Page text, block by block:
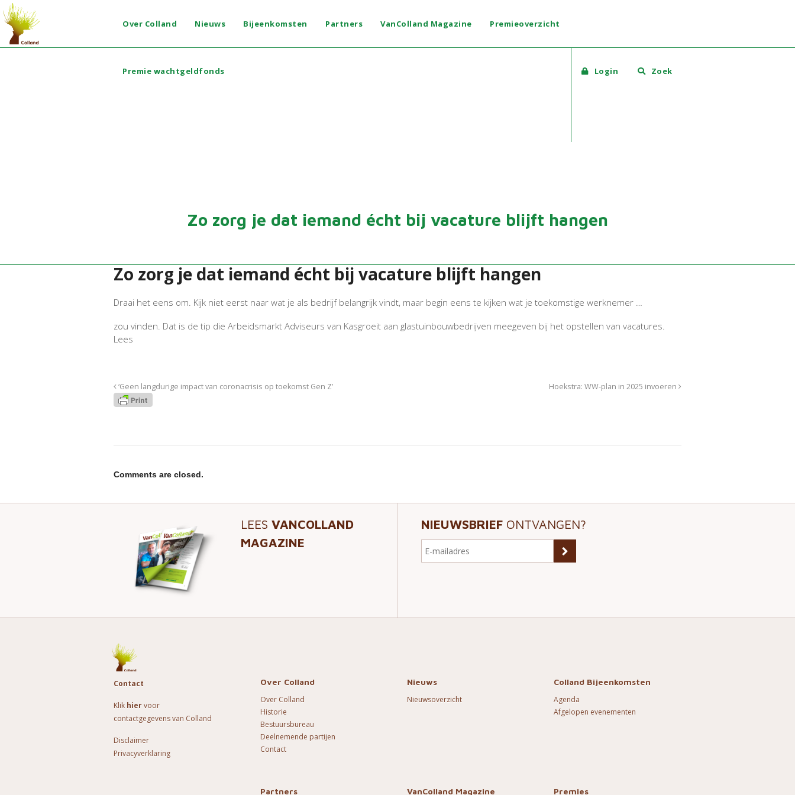
Over Colland Nieuws Bijeenkomsten Partners VanColland Magazine Premieoverzicht
Premie wachtgeldfonds Zoek
Login
Zo zorg je dat iemand écht bij vacature blijft hangen
Zo zorg je dat iemand écht bij vacature blijft hangen
Draai het eens om. Kijk niet eerst naar wat je als bedrijf belangrijk vindt, maar begin eens te kijken wat je toekomstige werknemer …
zou vinden. Dat is de tip die Arbeidsmarkt Adviseurs van Kasgroeit aan glastuinbouwbedrijven meegeven bij het opstellen van vacatures.
Lees
‘Geen langdurige impact van coronacrisis op toekomst Gen Z’ Hoekstra: WW-plan in 2025 invoeren
Comments are closed.
LEES VANCOLLAND
MAGAZINE
NIEUWSBRIEF ONTVANGEN?
Contact
Klik hiervoor
contactgegevens van Colland
Disclaimer
Privacyverklaring
Over Colland
Over Colland
Historie
Bestuursbureau
Deelnemende partijen
Contact
Partners
Nieuws
Nieuwsoverzicht
VanColland Magazine
Colland Bijeenkomsten
Agenda
Afgelopen evenementen
Premies